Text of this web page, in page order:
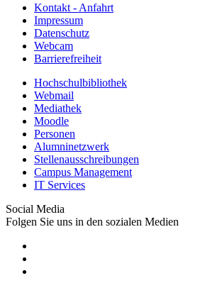
Kontakt - Anfahrt
Impressum
Datenschutz
Webcam
Barrierefreiheit
Hochschulbibliothek
Webmail
Mediathek
Moodle
Personen
Alumninetzwerk
Stellenausschreibungen
Campus Management
IT Services
Social Media
Folgen Sie uns in den sozialen Medien